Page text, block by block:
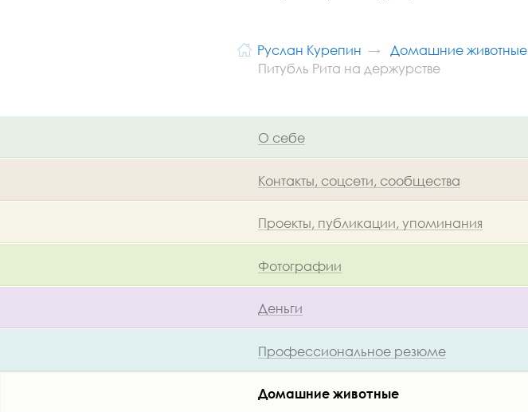
Руслан Курепин Домашние животные
Питубль Рита на держурстве
О себе
Контакты, соцсети, сообщества
Проекты, публикации, упоминания
Фотографии
Деньги
Профессиональное резюме
Домашние животные